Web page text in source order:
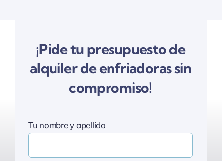
¡Pide tu presupuesto de
alquiler de enfriadoras sin
compromiso!
Tu nombre y apellido